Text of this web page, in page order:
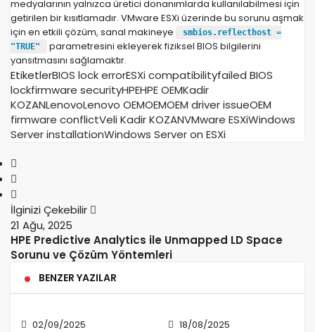
medyalarının yalnızca üretici donanımlarda kullanılabilmesi için
getirilen bir kısıtlamadır. VMware ESXi üzerinde bu sorunu aşmak
için en etkili çözüm, sanal makineye
smbios.reflecthost =
"TRUE"
parametresini ekleyerek fiziksel BIOS bilgilerini
yansıtmasını sağlamaktır.
EtiketlerBIOS lock errorESXi compatibilityfailed BIOS
lockfirmware securityHPEHPE OEMKadir
KOZANLenovoLenovo OEMOEMOEM driver issueOEM
firmware conflictVeli Kadir KOZANVMware ESXiWindows
Server installationWindows Server on ESXi
İlginizi Çekebilir
21 Ağu, 2025
HPE Predictive Analytics ile Unmapped LD Space
Sorunu ve Çözüm Yöntemleri
BENZER YAZILAR
02/09/2025 18/08/2025